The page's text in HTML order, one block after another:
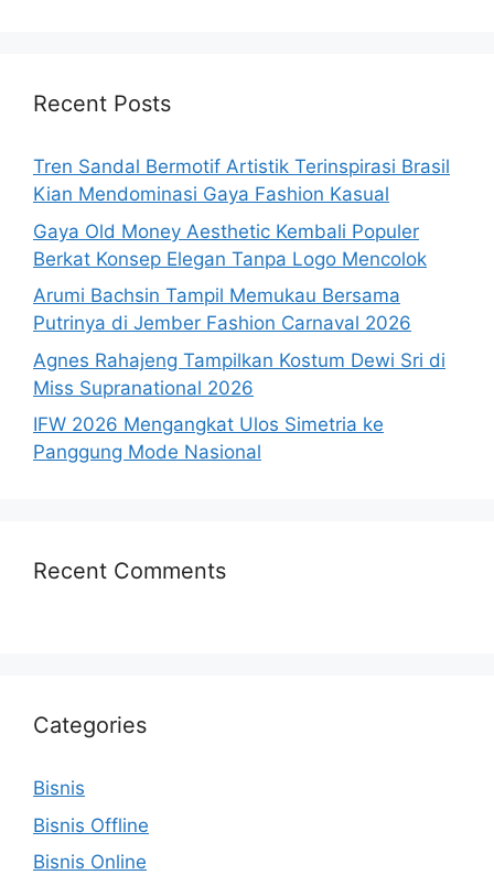
Recent Posts
Tren Sandal Bermotif Artistik Terinspirasi Brasil
Kian Mendominasi Gaya Fashion Kasual
Gaya Old Money Aesthetic Kembali Populer
Berkat Konsep Elegan Tanpa Logo Mencolok
Arumi Bachsin Tampil Memukau Bersama
Putrinya di Jember Fashion Carnaval 2026
Agnes Rahajeng Tampilkan Kostum Dewi Sri di
Miss Supranational 2026
IFW 2026 Mengangkat Ulos Simetria ke
Panggung Mode Nasional
Recent Comments
Categories
Bisnis
Bisnis Offline
Bisnis Online